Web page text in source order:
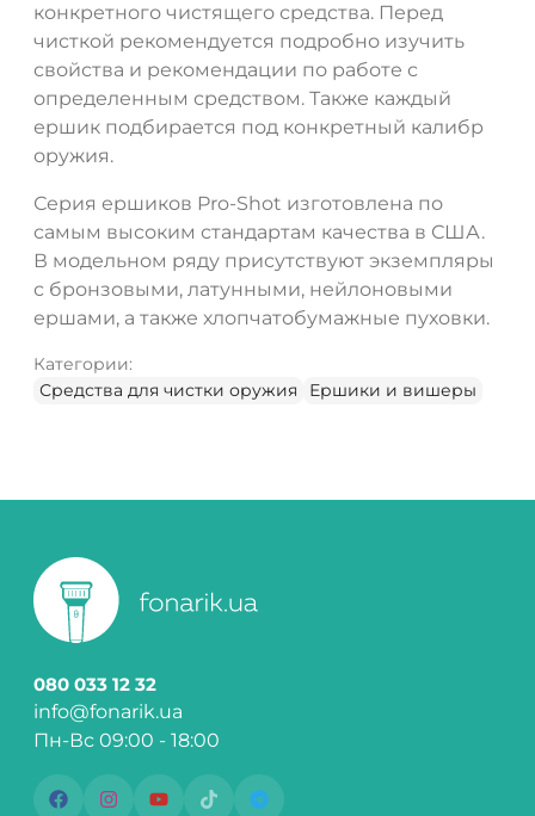
конкретного чистящего средства. Перед
чисткой рекомендуется подробно изучить
свойства и рекомендации по работе с
определенным средством. Также каждый
ершик подбирается под конкретный калибр
оружия.
Серия ершиков Pro-Shot изготовлена по
самым высоким стандартам качества в США.
В модельном ряду присутствуют экземпляры
с бронзовыми, латунными, нейлоновыми
ершами, а также хлопчатобумажные пуховки.
Категории:
Средства для чистки оружия
Ершики и вишеры
080 033 12 32
info@fonarik.ua
Пн-Вс 09:00 - 18:00